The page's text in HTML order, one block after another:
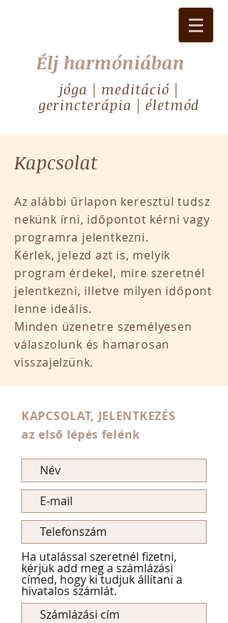
Élj harmóniában
jóga | meditáció |
gerincterápia | életmód
Kapcsolat
Az alábbi űrlapon keresztül tudsz
nekünk írni, időpontot kérni vagy
programra jelentkezni.
Kérlek, jelezd azt is, melyik
program érdekel, mire szeretnél
jelentkezni, illetve milyen időpont
lenne ideális.
Minden üzenetre személyesen
válaszolunk és hamarosan
visszajelzünk.
KAPCSOLAT, JELENTKEZÉS
az első lépés felénk
Ha utalással szeretnél fizetni,
kérjük add meg a számlázási
címed, hogy ki tudjuk állítani a
hivatalos számlát.